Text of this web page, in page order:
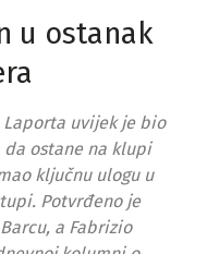
u ostanak
uvijek je bio
da ostane na klupi
ključnu ulogu u
Potvrđeno je
a Fabrizio